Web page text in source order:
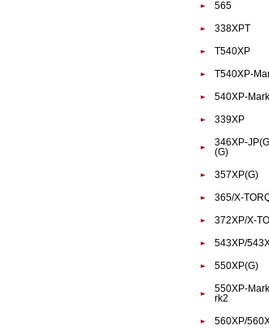
565
338XPT
T540XP
T540XP-
540XP-
339XP
346XP-
(G)
357XP(G)
365/X-
372XP/X-
543XP/
550XP(G)
550XP-
rk2
560XP/